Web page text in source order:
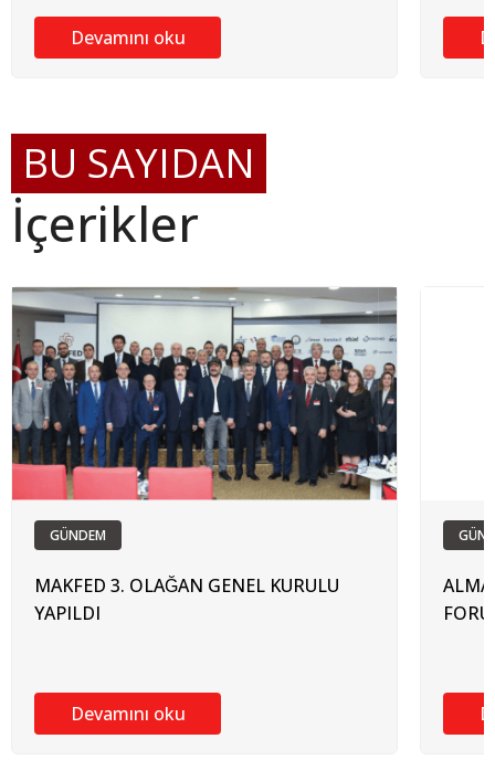
Devamını oku
BU SAYIDAN
İçerikler
GÜNDEM
MAKFED 3. OLAĞAN GENEL KURULU
YAPILDI
Devamını oku